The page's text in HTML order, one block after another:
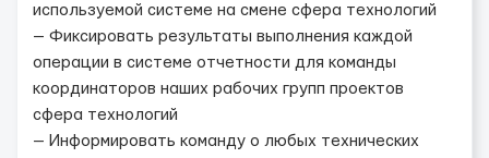
используемой системе на смене сфера технологий
— Фиксировать результаты выполнения каждой
операции в системе отчетности для команды
координаторов наших рабочих групп проектов
сфера технологий
— Информировать команду о любых технических